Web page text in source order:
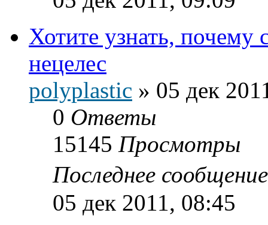
Хотите узнать, почему
нецелес
polyplastic » 05 дек
0 Ответы
15145 Просмотры
Последнее
05 дек 2011, 08:45